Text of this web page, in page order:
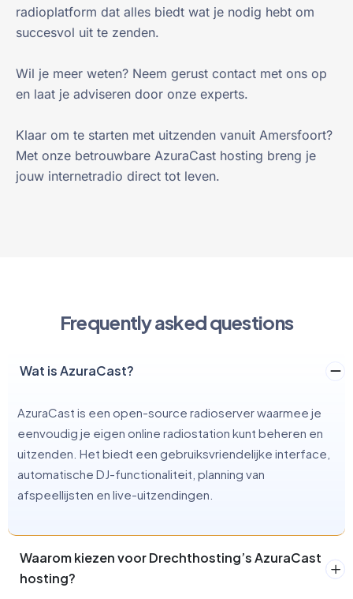
radioplatform dat alles biedt wat je nodig hebt om
succesvol uit te zenden.
Wil je meer weten? Neem gerust contact met ons op
en laat je adviseren door onze experts.
Klaar om te starten met uitzenden vanuit Amersfoort?
Met onze betrouwbare AzuraCast hosting breng je
jouw internetradio direct tot leven.
Frequently asked questions
Wat is AzuraCast?
AzuraCast is een open-source radioserver waarmee je
eenvoudig je eigen online radiostation kunt beheren en
uitzenden. Het biedt een gebruiksvriendelijke interface,
automatische DJ-functionaliteit, planning van
afspeellijsten en live-uitzendingen.
Waarom kiezen voor Drechthosting’s AzuraCast
hosting?